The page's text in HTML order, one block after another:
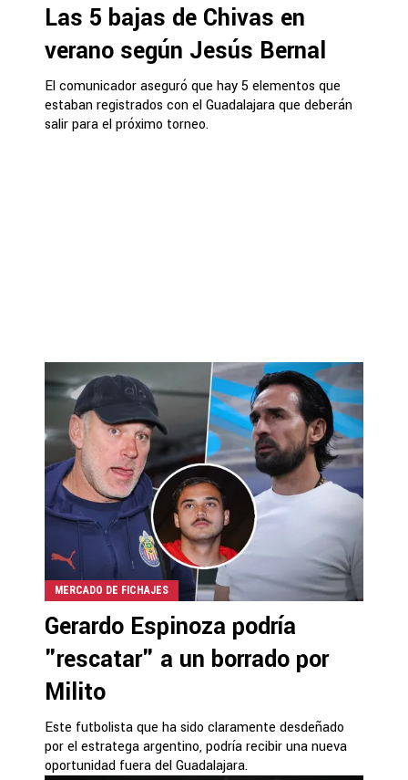
Las 5 bajas de Chivas en
verano según Jesús Bernal
El comunicador aseguró que hay 5 elementos que
estaban registrados con el Guadalajara que deberán
salir para el próximo torneo.
MERCADO DE FICHAJES
Gerardo Espinoza podría
"rescatar" a un borrado por
Milito
Este futbolista que ha sido claramente desdeñado
por el estratega argentino, podría recibir una nueva
oportunidad fuera del Guadalajara.